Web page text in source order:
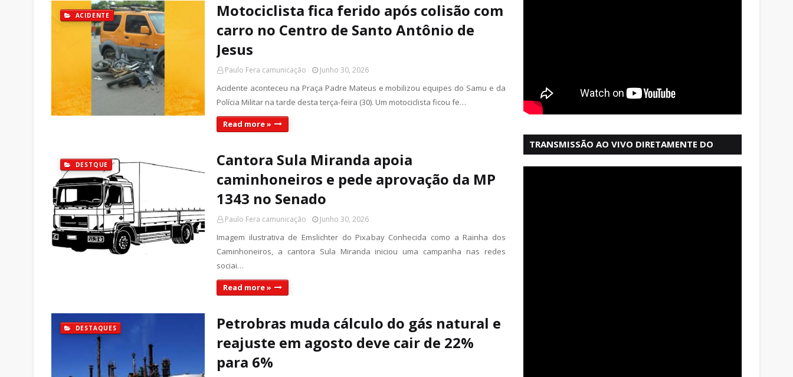
ACIDENTE
Motociclista fica ferido após colisão com
carro no Centro de Santo Antônio de
Jesus
Paulo Fera camunicação Junho 30, 2026
Acidente aconteceu na Praça Padre Mateus e mobilizou equipes do Samu e da
Polícia Militar na tarde desta terça-feira (30). Um motociclista ficou fe…
Read more »
DESTQUE
Cantora Sula Miranda apoia
caminhoneiros e pede aprovação da MP
1343 no Senado
Paulo Fera camunicação Junho 30, 2026
Imagem ilustrativa de Emslichter do Pixabay Conhecida como a Rainha dos
Caminhoneiros, a cantora Sula Miranda iniciou uma campanha nas redes
sociai…
Read more »
DESTAQUES
Petrobras muda cálculo do gás natural e
reajuste em agosto deve cair de 22%
para 6%
TRANSMISSÃO AO VIVO DIRETAMENTE DO